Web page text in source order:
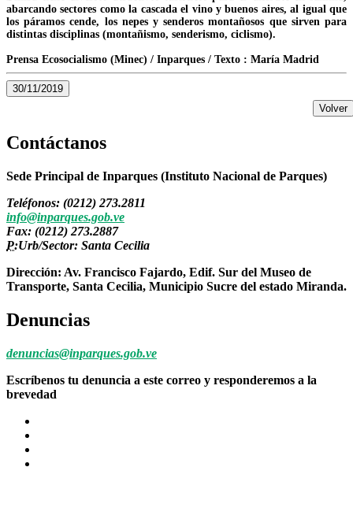
abarcando sectores como la cascada el vino y buenos aires, al igual que
los páramos cende, los nepes y senderos montañosos que sirven para
distintas disciplinas (montañismo, senderismo, ciclismo).
Prensa Ecosocialismo (Minec) / Inparques / Texto : María Madrid
30/11/2019
Volver
Contáctanos
Sede Principal de Inparques (Instituto Nacional de Parques)
Teléfonos: (0212) 273.2811
info@inparques.gob.ve
Fax: (0212) 273.2887
P:Urb/Sector: Santa Cecilia
Dirección: Av. Francisco Fajardo, Edif. Sur del Museo de
Transporte, Santa Cecilia, Municipio Sucre del estado Miranda.
Denuncias
denuncias@inparques.gob.ve
Escríbenos tu denuncia a este correo y responderemos a la
brevedad